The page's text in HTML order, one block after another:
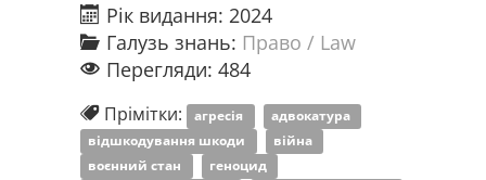
Рік видання: 2024
Галузь знань: Право / Law
Перегляди: 484
Прімітки: агресія
адвокатура
відшкодування шкоди
війна
воєнний стан
геноцид